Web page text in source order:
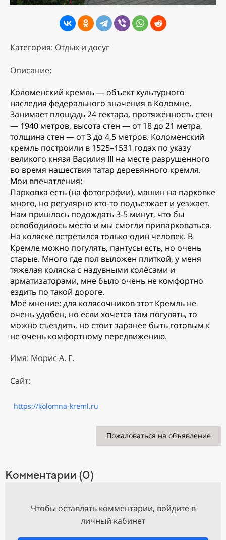
Категория: Отдых и досуг
Описание:
Коломенский кремль — объект культурного
наследия федерального значения в Коломне.
Занимает площадь 24 гектара, протяжённость стен
— 1940 метров, высота стен — от 18 до 21 метра,
толщина стен — от 3 до 4,5 метров. Коломенский
кремль построили в 1525–1531 годах по указу
великого князя Василия III на месте разрушенного
во время нашествия татар деревянного кремля.
Мои впечатления:
Парковка есть (на фотографии), машин на парковке
много, но регулярно кто-то подъезжает и уезжает.
Нам пришлось подождать 3-5 минут, что бы
освободилось место и мы смогли припарковаться.
На коляске встретился только один человек. В
Кремле можно погулять, пантусы есть, но очень
старые. Много где пол выложен плиткой, у меня
тяжелая коляска с надувными колёсами и
арматизаторами, мне было очень не комфортно
ездить по такой дороге.
Моё мнение: для колясочников этот Кремль не
очень удобен, но если хочется там погулять, то
можно съездить, но стоит заранее быть готовым к
не очень комфортному передвижению.
Имя: Морис А. Г.
Сайт:
https://kolomna-kreml.ru
Пожаловаться на объявление
Комментарии (0)
Чтобы оставлять комментарии, войдите в
личный кабинет